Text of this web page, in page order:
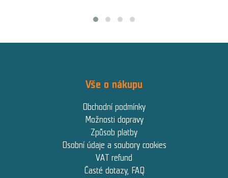
Vše o nákupu
Obchodní podmínky
Možnosti dopravy
Způsob platby
Osobní údaje a soubory cookies
VAT refund
Časté dotazy, FAQ